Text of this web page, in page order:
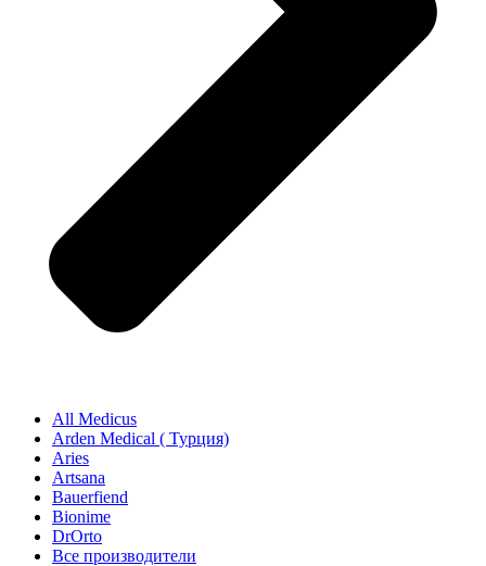
All Medicus
Arden Medical ( Турция)
Aries
Artsana
Bauerfiend
Bionime
DrOrto
Все производители